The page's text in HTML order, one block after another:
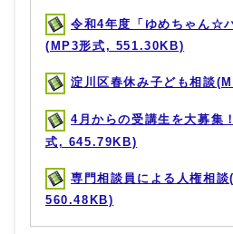
令和4年度「ゆめちゃん☆
(MP3形式, 551.30KB)
淀川区春休み子ども相談
4月からの受講生を大募集
式, 645.79KB)
専門相談員による人権相
560.48KB)